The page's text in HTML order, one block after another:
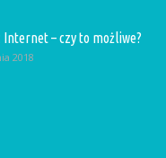
– czy to możliwe?
2018